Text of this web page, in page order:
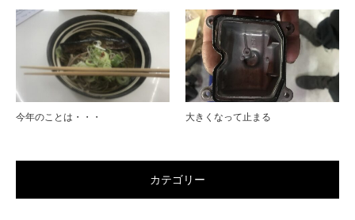
今年のことは・・・ 大きくなって止まる
カテゴリー